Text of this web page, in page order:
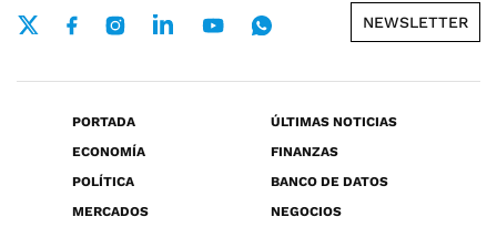
NEWSLETTER
PORTADA
ÚLTIMAS NOTICIAS
ECONOMÍA
FINANZAS
POLÍTICA
BANCO DE DATOS
MERCADOS
NEGOCIOS